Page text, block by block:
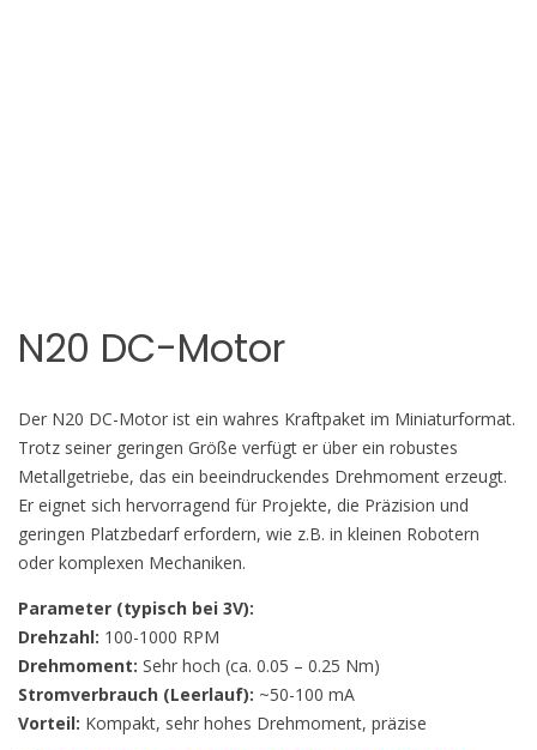
N20 DC-Motor
Der N20 DC-Motor ist ein wahres Kraftpaket im Miniaturformat.
Trotz seiner geringen Größe verfügt er über ein robustes
Metallgetriebe, das ein beeindruckendes Drehmoment erzeugt.
Er eignet sich hervorragend für Projekte, die Präzision und
geringen Platzbedarf erfordern, wie z.B. in kleinen Robotern
oder komplexen Mechaniken.
Parameter (typisch bei 3V):
Drehzahl: 100-1000 RPM
Drehmoment: Sehr hoch (ca. 0.05 – 0.25 Nm)
Stromverbrauch (Leerlauf): ~50-100 mA
Vorteil: Kompakt, sehr hohes Drehmoment, präzise